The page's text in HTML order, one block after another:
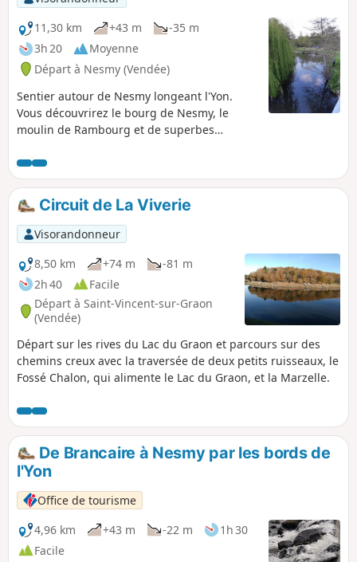
11,30 km
+43 m
-35 m
3h 20
Moyenne
Départ à Nesmy (Vendée)
Sentier autour de Nesmy longeant l'Yon.
Vous découvrirez le bourg de Nesmy, le
moulin de Rambourg et de superbes
Circuit de La Viverie
Visorandonneur
8,50 km
+74 m
-81 m
2h 40
Facile
Départ à Saint-Vincent-sur-Graon
(Vendée)
Départ sur les rives du Lac du Graon et parcours sur des
chemins creux avec la traversée de deux petits ruisseaux, le
Fossé Chalon, qui alimente le Lac du Graon, et la Marzelle.
De Brancaire à Nesmy par les bords de
l'Yon
Office de tourisme
4,96 km
+43 m -22 m
1h 30
Facile